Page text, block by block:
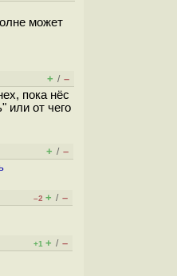
может
+ / –
пока нёс
или от чего
+ / –
–2 + / –
+1 + / –